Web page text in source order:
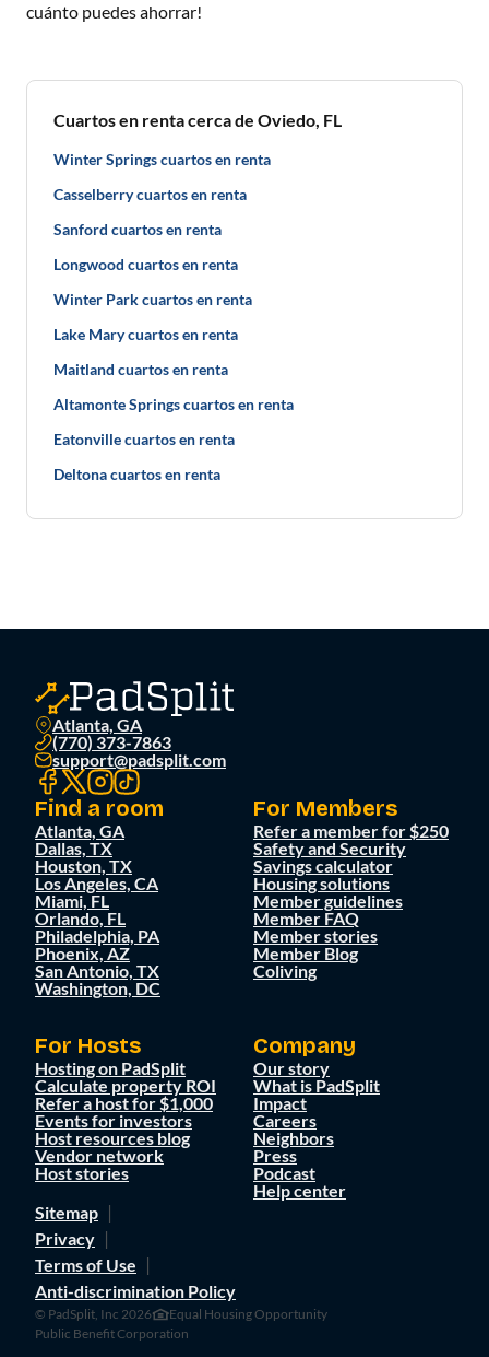
cuánto puedes ahorrar!
Cuartos en renta cerca de Oviedo, FL
Winter Springs cuartos en renta
Casselberry cuartos en renta
Sanford cuartos en renta
Longwood cuartos en renta
Winter Park cuartos en renta
Lake Mary cuartos en renta
Maitland cuartos en renta
Altamonte Springs cuartos en renta
Eatonville cuartos en renta
Deltona cuartos en renta
Atlanta, GA
(770) 373-7863
support@padsplit.com
Find a room
Atlanta, GA
Dallas, TX
Houston, TX
Los Angeles, CA
Miami, FL
Orlando, FL
Philadelphia, PA
Phoenix, AZ
San Antonio, TX
Washington, DC
For Members
Refer a member for $250
Safety and Security
Savings calculator
Housing solutions
Member guidelines
Member FAQ
Member stories
Member Blog
Coliving
For Hosts
Hosting on PadSplit
Calculate property ROI
Refer a host for $1,000
Events for investors
Host resources blog
Vendor network
Host stories
Company
Our story
What is PadSplit
Impact
Careers
Neighbors
Press
Podcast
Help center
Sitemap
Privacy
Terms of Use
Anti-discrimination Policy
© PadSplit, Inc 2026
Equal Housing Opportunity
Public Benefit Corporation